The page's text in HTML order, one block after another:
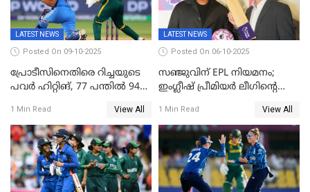
LATEST NEWS
Posted On 09-10-2025
പ്രോടീസിനെതിരെ റിച്ചയുടെ
പവർ ഹിറ്റിങ്, 77 പന്തില്‍ 94
ലക്ഷ്യമൊരുക്കി ഇന്ത്യ; 28
വര്‍ഷം പഴക്കമുള്ള ലോക
റെക്കോര്‍ഡ് തകര്‍ത്ത് സ്മൃതി
1 Min Read View All
LATEST NEWS
Posted On 06-10-2025
സഞ്ജുവിന് EPL നിയമനം;
ഇംഗ്ലീഷ് പ്രീമിയര്‍ ലീഗിന്‍റെ
അംബാസഡര്‍
1 Min Read View All